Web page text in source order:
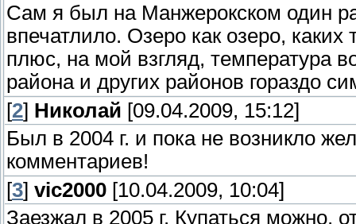
Сам я был на Манжерокском один
впечатлило. Озеро как озеро,
плюс, на мой взгляд, температура
района и других районов гораздо
[2] Николай [09.04.2009, 15:12]
Был в 2004 г. и пока не возникло
комментариев!
[3] vic2000 [10.04.2009, 10:04]
Заезжал в 2005 г. Купаться можно,